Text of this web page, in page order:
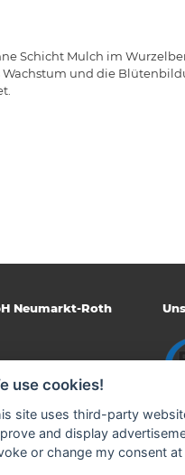
Schicht Mulch im
und die
Neumarkt-Roth
use cookies!
site uses third-party
and display
or change my consent